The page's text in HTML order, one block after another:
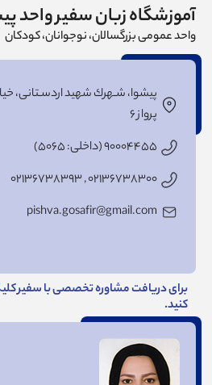
آموزشگاه زبان سفیر واحد
واحد عمومی بزرگسالان، نوجوانان، کودکان
پیشوا، شـهرك شهید اردسـتانی،
پرواز ۶
۹۰۰۰۴۴۵۵ (داخلی: ۵۰۶۵)
۰۲۱۳۶۷۳۸۳۰۰ , ۰۲۱۳۶۷۳۸۳۹۳
pishva.gosafir@gmail.com
برای دریافت مشاوره تخصصی با سفیر
کنید.